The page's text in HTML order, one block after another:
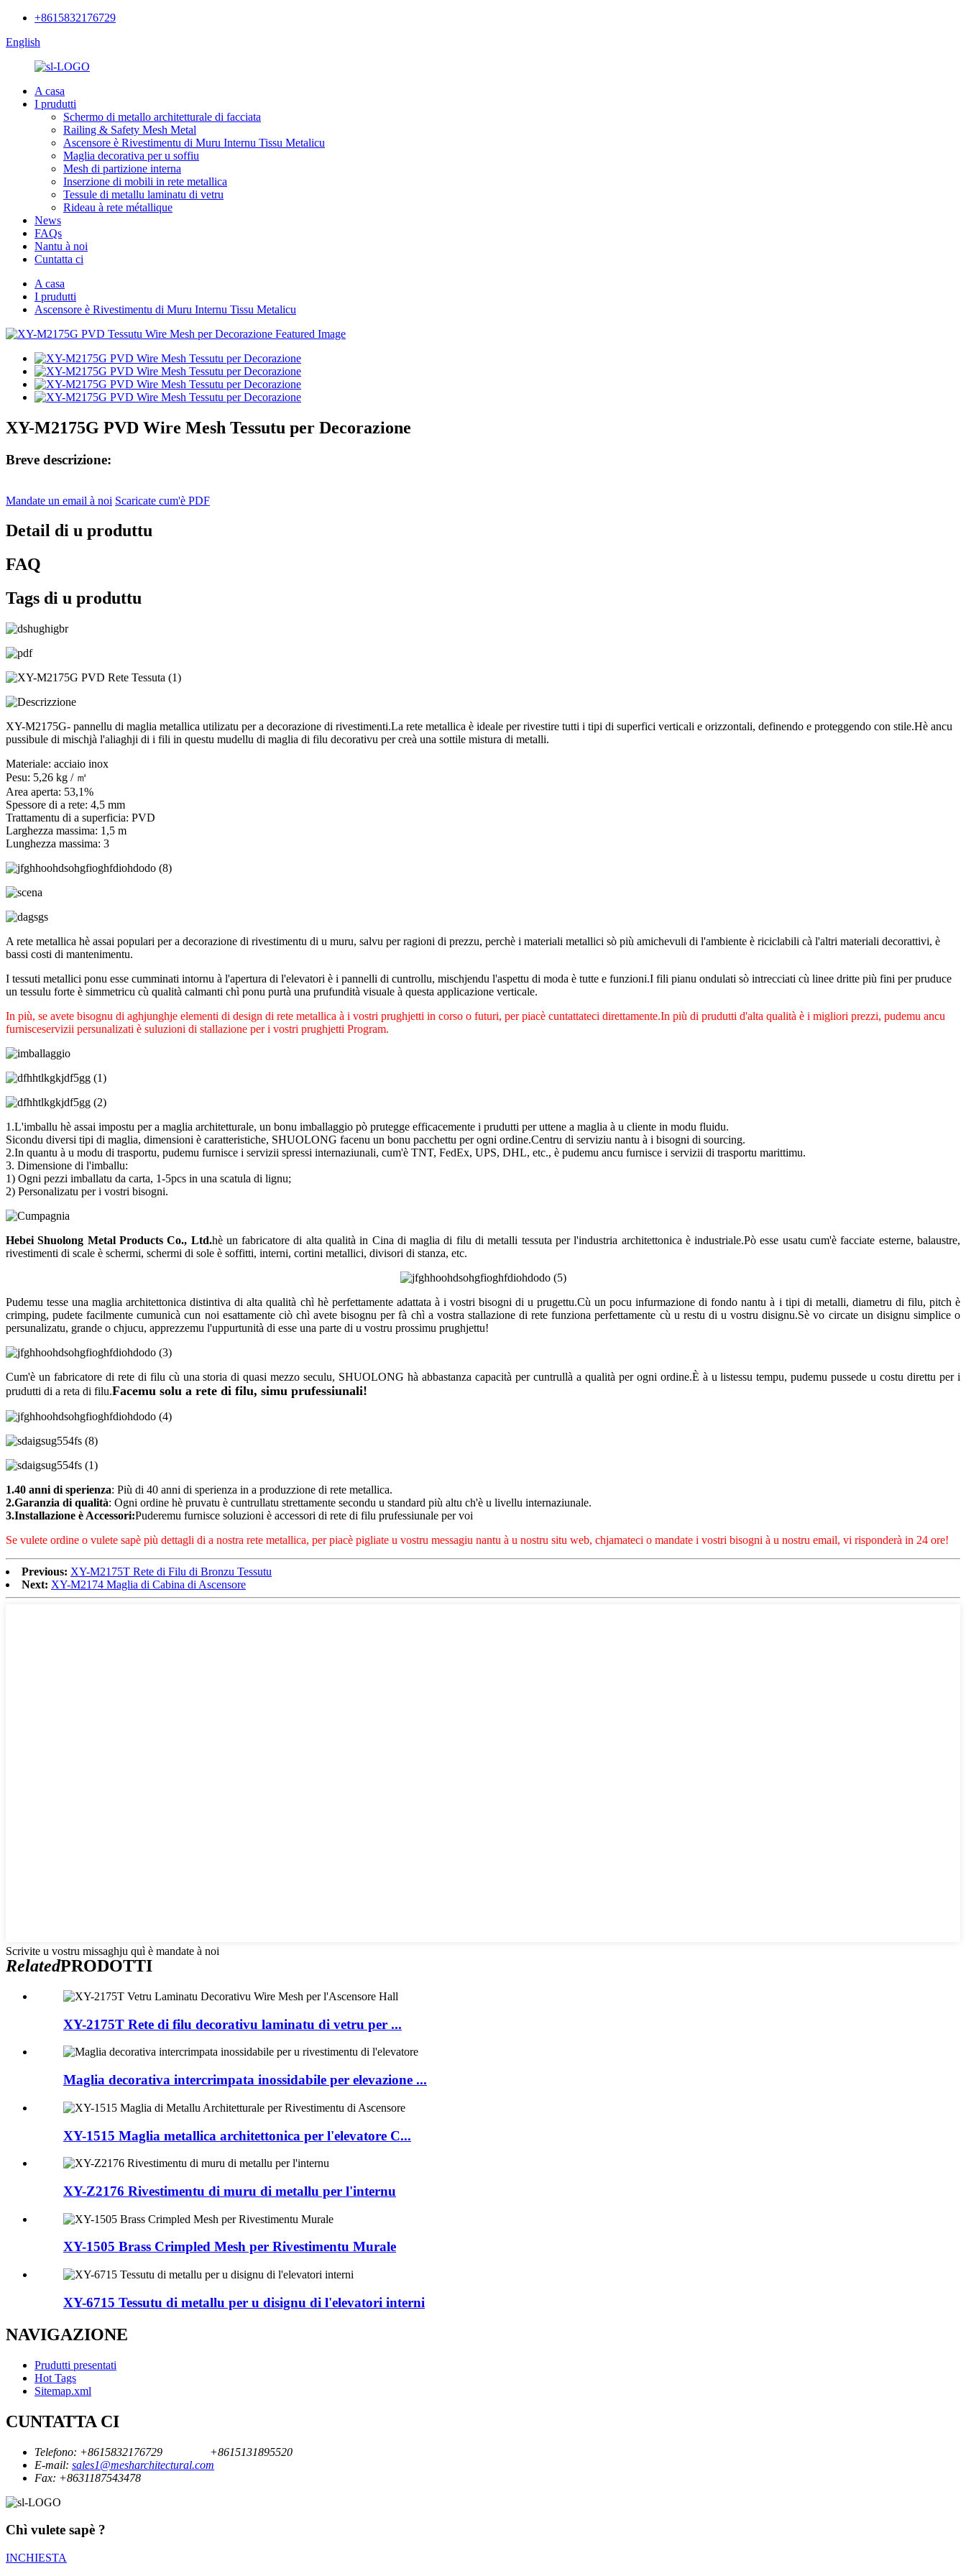
+8615832176729
English
A casa
I prudutti
Schermo di metallo architetturale di facciata
Railing & Safety Mesh Metal
Ascensore è Rivestimentu di Muru Internu Tissu Metalicu
Maglia decorativa per u soffiu
Mesh di partizione interna
Inserzione di mobili in rete metallica
Tessule di metallu laminatu di vetru
Rideau à rete métallique
News
FAQs
Nantu à noi
Cuntatta ci
A casa
I prudutti
Ascensore è Rivestimentu di Muru Internu Tissu Metalicu
XY-M2175G PVD Wire Mesh Tessutu per Decorazione
Breve descrizione:
Mandate un email à noi Scaricate cum'è PDF
Detail di u produttu
FAQ
Tags di u produttu
XY-M2175G- pannellu di maglia metallica utilizatu per a decorazione di rivestimenti.La rete metallica è ideale per rivestire tutti i tipi di superfici verticali e orizzontali, definendo e proteggendo con stile.Hè ancu
pussibule di mischjà l'aliaghji di i fili in questu mudellu di maglia di filu decorativu per creà una sottile mistura di metalli.
Materiale: acciaio inox
Pesu: 5,26 kg / ㎡
Area aperta: 53,1%
Spessore di a rete: 4,5 mm
Trattamentu di a superficia: PVD
Larghezza massima: 1,5 m
Lunghezza massima: 3
A rete metallica hè assai populari per a decorazione di rivestimentu di u muru, salvu per ragioni di prezzu, perchè i materiali metallici sò più amichevuli di l'ambiente è riciclabili cà l'altri materiali decorattivi, è
bassi costi di mantenimentu.
I tessuti metallici ponu esse cumminati intornu à l'apertura di l'elevatori è i pannelli di cuntrollu, mischjendu l'aspettu di moda è tutte e funzioni.I fili pianu ondulati sò intrecciati cù linee dritte più fini per pruduce
un tessulu forte è simmetricu cù qualità calmanti chì ponu purtà una prufundità visuale à questa applicazione verticale.
In più, se avete bisognu di aghjunghje elementi di design di rete metallica à i vostri prughjetti in corso o futuri, per piacè cuntattateci direttamente.In più di prudutti d'alta qualità è i migliori prezzi, pudemu ancu
furnisceservizii persunalizati è suluzioni di stallazione per i vostri prughjetti Program.
1.L'imballu hè assai impostu per a maglia architetturale, un bonu imballaggio pò prutegge efficacemente i prudutti per uttene a maglia à u cliente in modu fluidu.
Sicondu diversi tipi di maglia, dimensioni è caratteristiche, SHUOLONG facenu un bonu pacchettu per ogni ordine.Centru di serviziu nantu à i bisogni di sourcing.
2.In quantu à u modu di trasportu, pudemu furnisce i servizii spressi internaziunali, cum'è TNT, FedEx, UPS, DHL, etc., è pudemu ancu furnisce i servizii di trasportu marittimu.
3. Dimensione di l'imballu:
1) Ogni pezzi imballatu da carta, 1-5pcs in una scatula di lignu;
2) Personalizatu per i vostri bisogni.
Hebei Shuolong Metal Products Co., Ltd.hè un fabricatore di alta qualità in Cina di maglia di filu di metalli tessuta per l'industria architettonica è industriale.Pò esse usatu cum'è facciate esterne, balaustre,
rivestimenti di scale è schermi, schermi di sole è soffitti, interni, cortini metallici, divisori di stanza, etc.
Pudemu tesse una maglia architettonica distintiva di alta qualità chì hè perfettamente adattata à i vostri bisogni di u prugettu.Cù un pocu infurmazione di fondo nantu à i tipi di metalli, diametru di filu, pitch è
crimping, pudete facilmente cumunicà cun noi esattamente ciò chì avete bisognu per fà chì a vostra stallazione di rete funziona perfettamente cù u restu di u vostru disignu.Sè vo circate un disignu simplice o
persunalizatu, grande o chjucu, apprezzemu l'uppurtunità di esse una parte di u vostru prossimu prughjettu!
Cum'è un fabricatore di rete di filu cù una storia di quasi mezzo seculu, SHUOLONG hà abbastanza capacità per cuntrullà a qualità per ogni ordine.È à u listessu tempu, pudemu pussede u costu direttu per i
prudutti di a reta di filu.Facemu solu a rete di filu, simu prufessiunali!
1.40 anni di sperienza: Più di 40 anni di sperienza in a produzzione di rete metallica.
2.Garanzia di qualità: Ogni ordine hè pruvatu è cuntrullatu strettamente secondu u standard più altu ch'è u livellu internaziunale.
3.Installazione è Accessori:Puderemu furnisce soluzioni è accessori di rete di filu prufessiunale per voi
Se vulete ordine o vulete sapè più dettagli di a nostra rete metallica, per piacè pigliate u vostru messagiu nantu à u nostru situ web, chjamateci o mandate i vostri bisogni à u nostru email, vi risponderà in 24 ore!
Previous: XY-M2175T Rete di Filu di Bronzu Tessutu
Next: XY-M2174 Maglia di Cabina di Ascensore
Scrivite u vostru missaghju quì è mandate à noi
RelatedPRODOTTI
XY-2175T Rete di filu decorativu laminatu di vetru per ...
Maglia decorativa intercrimpata inossidabile per elevazione ...
XY-1515 Maglia metallica architettonica per l'elevatore C...
XY-Z2176 Rivestimentu di muru di metallu per l'internu
XY-1505 Brass Crimpled Mesh per Rivestimentu Murale
XY-6715 Tessutu di metallu per u disignu di l'elevatori interni
NAVIGAZIONE
Prudutti presentati
Hot Tags
Sitemap.xml
CUNTATTA CI
Telefono: +8615832176729
+8615131895520
E-mail: sales1@mesharchitectural.com
Fax: +8631187543478
Chì vulete sapè ?
INCHIESTA